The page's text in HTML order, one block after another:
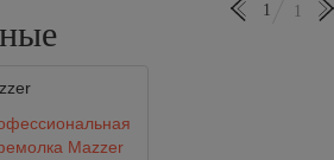
1 1
Mazzer